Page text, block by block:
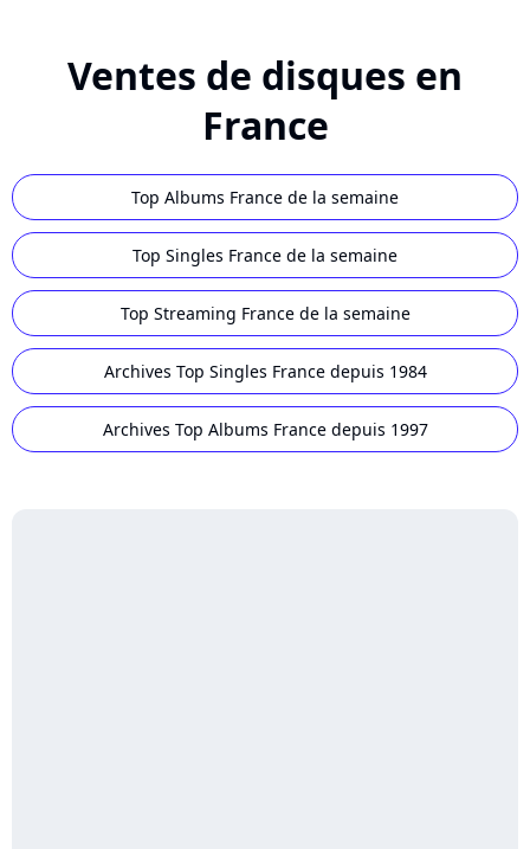
Ventes de disques en
France
Top Albums France de la semaine
Top Singles France de la semaine
Top Streaming France de la semaine
Archives Top Singles France depuis 1984
Archives Top Albums France depuis 1997